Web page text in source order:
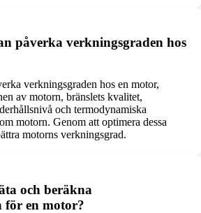
påverka verkningsgraden hos
verkningsgraden hos en motor,
av motorn, bränslets kvalitet,
och termodynamiska
motorn. Genom att optimera dessa
motorns verkningsgrad.
och beräkna
för en motor?